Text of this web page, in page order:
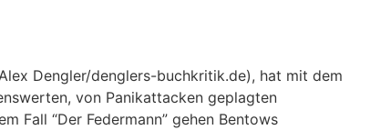
Dengler/denglers-buchkritik.de), hat mit dem
von Panikattacken geplagten
Fall “Der Federmann” gehen Bentows